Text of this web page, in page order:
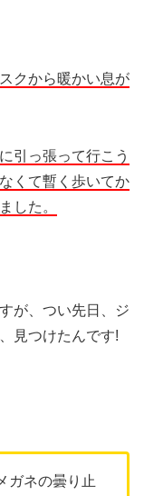
クから暖かい息が
引っ張って行こう
くて暫く歩いてか
した。
が、つい先日、ジ
見つけたんです!
ガネの曇り止